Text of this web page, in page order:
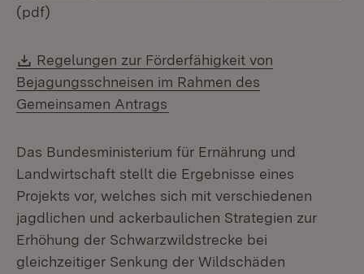
(pdf)
Download:
Regelungen zur Förderfähigkeit von
Bejagungsschneisen im Rahmen des
Gemeinsamen Antrags
Das Bundesministerium für Ernährung und
Landwirtschaft stellt die Ergebnisse eines
Projekts vor, welches sich mit verschiedenen
jagdlichen und ackerbaulichen Strategien zur
Erhöhung der Schwarzwildstrecke bei
gleichzeitiger Senkung der Wildschäden